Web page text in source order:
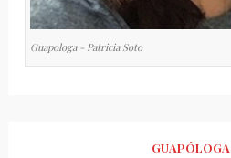
Guapologa - Patricia Soto
GUAPÓLOGA